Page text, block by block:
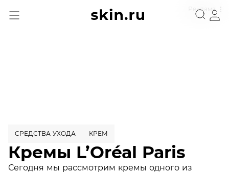
Реклама
СРЕДСТВА УХОДА КРЕМ
Кремы L’Oréal Paris
Сегодня мы рассмотрим кремы одного из